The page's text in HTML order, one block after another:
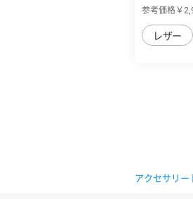
参考価格￥
レザー
アクセサリー